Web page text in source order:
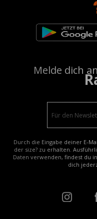
Melde dich
Durch die Eingabe deiner E-
der size? zu erhalten.
Daten verwenden, findest du
dich